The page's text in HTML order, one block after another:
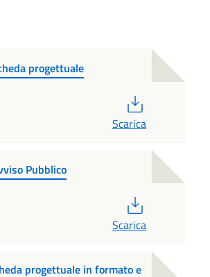
progettuale
Scarica
Pubblico
Scarica
progettuale in formato e